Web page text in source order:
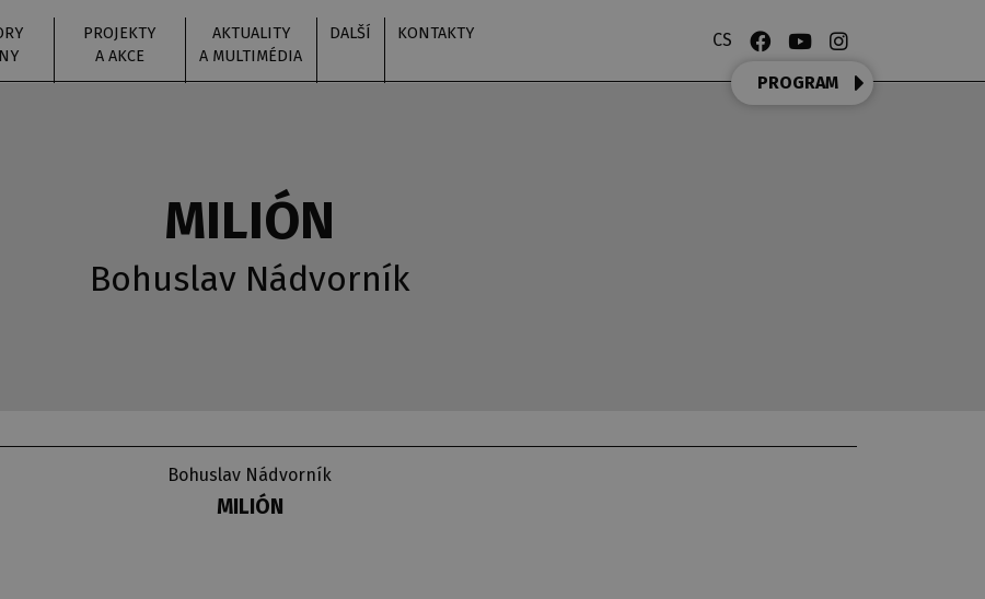
PROJEKTY
A AKCE
AKTUALITY
A MULTIMÉDIA
DALŠÍ KONTAKTY CS
PROGRAM
MILIÓN
Bohuslav Nádvorník
Bohuslav Nádvorník
MILIÓN